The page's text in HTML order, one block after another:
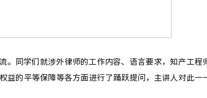
。同学们就涉外律师的工作内容、语言要求，知产工程
益的平等保障等各方面进行了踊跃提问，主讲人对此一